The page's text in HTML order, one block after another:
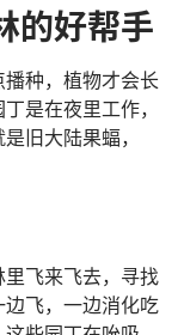
的好帮手
播种， 植物才会长
丁是在夜里工作，
是旧大陆果蝠，
里飞来飞去， 寻找
边飞， 一边消化吃